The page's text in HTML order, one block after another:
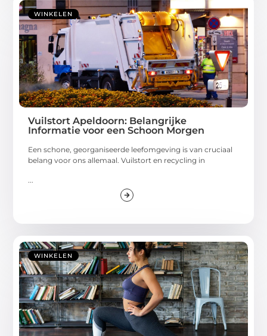
WINKELEN
Vuilstort Apeldoorn: Belangrijke
Informatie voor een Schoon Morgen
Een schone, georganiseerde leefomgeving is van cruciaal
belang voor ons allemaal. Vuilstort en recycling in
WINKELEN